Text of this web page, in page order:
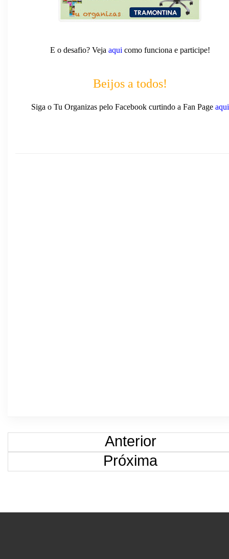
E o desafio? Veja aqui como funciona e participe!
Beijos a todos!
Siga o Tu Organizas pelo Facebook curtindo a Fan Page aqui
Anterior
Próxima